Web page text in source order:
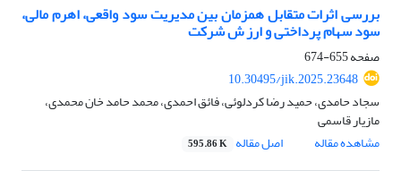
بررسی اثرات متقابل همزمان بین مدیریت سود واقعی، اهرم مالی،
سود سهام پرداختی و ارز ش شرکت
صفحه655-674
10.30495/jik.2025.23648
سجاد حامدی، حمید رضا کردلوئی، فائق احمدی، محمد حامد خان محمدی،
مازیار قاسمی
مشاهده مقاله
اصل مقاله 595.86 K